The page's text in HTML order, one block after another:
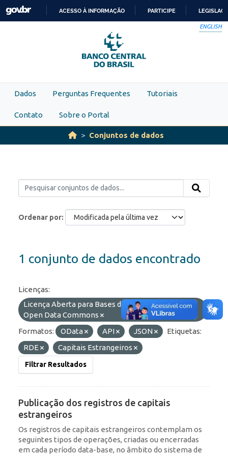
Skip to main content
PARA
O
CONTEÚDO
ACESSO À INFORMAÇÃO PARTICIPE
ENGLISH
Dados Perguntas Frequentes Tutoriais
Contato Sobre o Portal
Conjuntos de dados
Ordenar por
1 conjunto de dados encontrado
Licenças:
Licença Aberta para Bases de Dados (ODbL) do
Open Data Commons
Formatos:
OData API JSON
Etiquetas:
RDE
Capitais Estrangeiros
Filtrar Resultados
Publicação dos registros de capitais
estrangeiros
Os registros de capitais estrangeiros contemplam os
seguintes tipos de operações, criadas ou encerradas
em cada período data-base, no âmbito do sistema de